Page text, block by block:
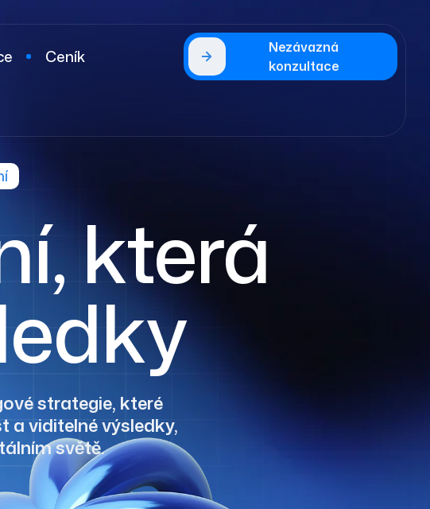
Ceník
Nezávazná
konzultace
která
strategie, které
a viditelné výsledky,
světě.